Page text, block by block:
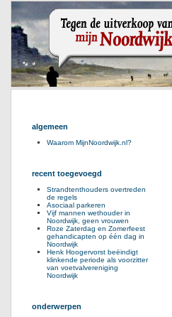
algemeen
Waarom MijnNoordwijk.nl?
recent toegevoegd
Strandtenthouders overtreden
de regels
Asociaal parkeren
Vijf mannen wethouder in
Noordwijk, geen vrouwen
Roze Zaterdag en Zomerfeest
gehandicapten op één dag in
Noordwijk
Henk Hoogervorst beëindigt
klinkende periode als voorzitter
van voetvalvereniging
Noordwijk
onderwerpen